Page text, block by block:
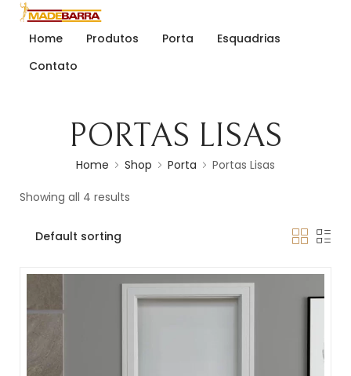
Home Produtos Porta
Esquadrias
Contato
PORTAS LISAS
Home Shop Porta Portas Lisas
Showing all 4 results